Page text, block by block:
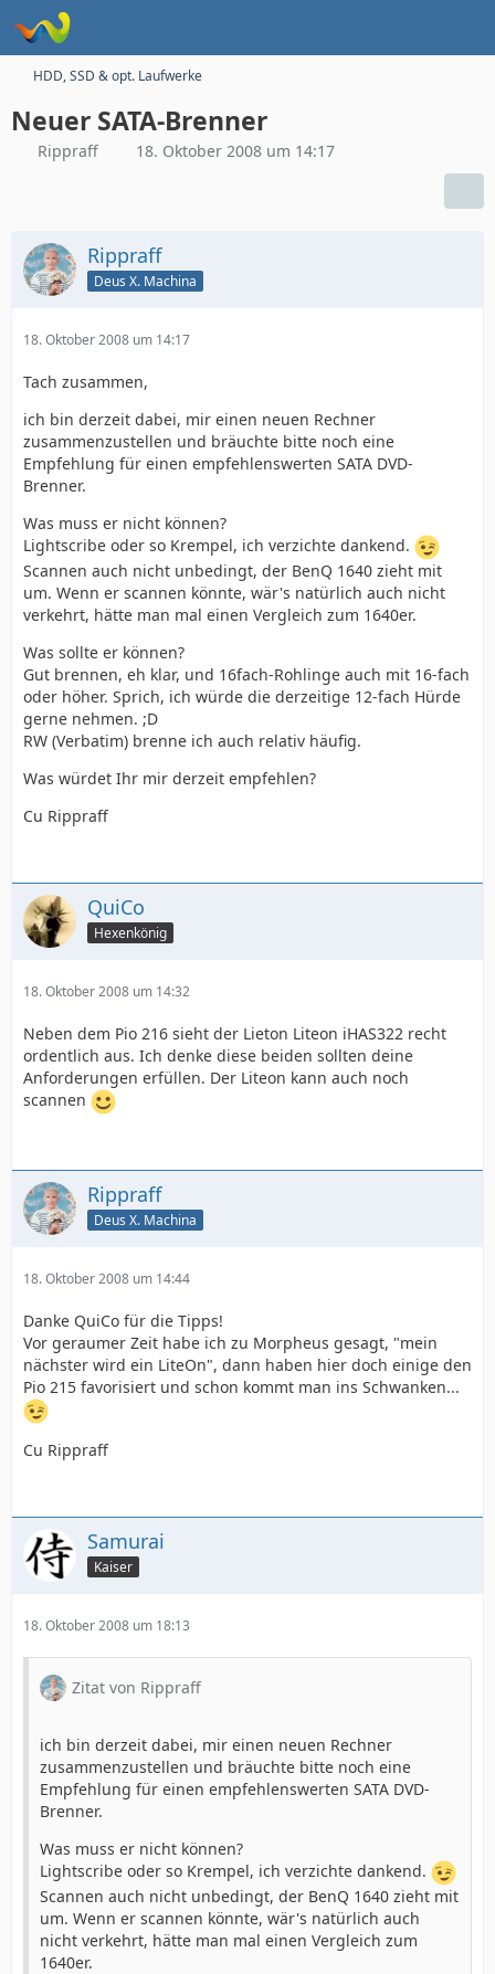
HDD, SSD & opt. Laufwerke
Neuer SATA-Brenner
Rippraff 18. Oktober 2008 um 14:17
Rippraff
Deus X. Machina
18. Oktober 2008 um 14:17
Tach zusammen,
ich bin derzeit dabei, mir einen neuen Rechner
zusammenzustellen und bräuchte bitte noch eine
Empfehlung für einen empfehlenswerten SATA DVD-
Brenner.
Was muss er nicht können?
Lightscribe oder so Krempel, ich verzichte dankend.
Scannen auch nicht unbedingt, der BenQ 1640 zieht mit
um. Wenn er scannen könnte, wär's natürlich auch nicht
verkehrt, hätte man mal einen Vergleich zum 1640er.
Was sollte er können?
Gut brennen, eh klar, und 16fach-Rohlinge auch mit 16-fach
oder höher. Sprich, ich würde die derzeitige 12-fach Hürde
gerne nehmen. ;D
RW (Verbatim) brenne ich auch relativ häufig.
Was würdet Ihr mir derzeit empfehlen?
Cu Rippraff
QuiCo
Hexenkönig
18. Oktober 2008 um 14:32
Neben dem Pio 216 sieht der Lieton Liteon iHAS322 recht
ordentlich aus. Ich denke diese beiden sollten deine
Anforderungen erfüllen. Der Liteon kann auch noch
scannen
Rippraff
Deus X. Machina
18. Oktober 2008 um 14:44
Danke QuiCo für die Tipps!
Vor geraumer Zeit habe ich zu Morpheus gesagt, "mein
nächster wird ein LiteOn", dann haben hier doch einige den
Pio 215 favorisiert und schon kommt man ins Schwanken...
Cu Rippraff
Samurai
Kaiser
18. Oktober 2008 um 18:13
Zitat von Rippraff
ich bin derzeit dabei, mir einen neuen Rechner
zusammenzustellen und bräuchte bitte noch eine
Empfehlung für einen empfehlenswerten SATA DVD-
Brenner.
Was muss er nicht können?
Lightscribe oder so Krempel, ich verzichte dankend.
Scannen auch nicht unbedingt, der BenQ 1640 zieht mit
um. Wenn er scannen könnte, wär's natürlich auch
nicht verkehrt, hätte man mal einen Vergleich zum
1640er.